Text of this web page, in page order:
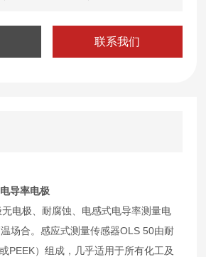
联系我们
导率电极
电极、耐腐蚀、电感式电导率测量电
场合。感应式测量传感器OLS 50由耐
PEEK）组成，几乎适用于所有化工及